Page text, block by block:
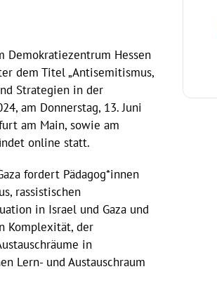
Demokratiezentrum Hessen
dem Titel „Antisemitismus,
Strategien in der
am Donnerstag, 13. Juni
am Main, sowie am
online statt.
fordert Pädagog*innen
rassistischen
in Israel und Gaza und
Komplexität, der
in
Lern- und Austauschraum